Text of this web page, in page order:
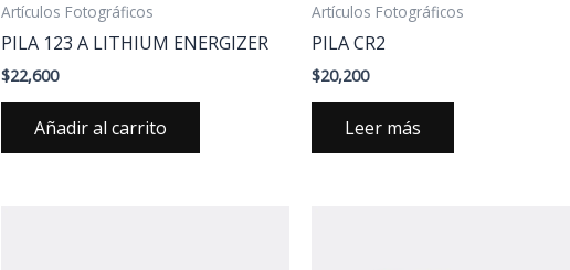
Artículos Fotográficos
PILA 123 A LITHIUM ENERGIZER
$22,600
Añadir al carrito
Artículos Fotográficos
PILA CR2
$20,200
Leer más